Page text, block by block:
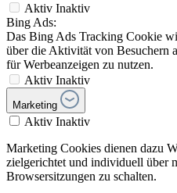
Aktiv Inaktiv
Bing Ads:
Das Bing Ads Tracking Cookie
über die Aktivität von Besuchern
für Werbeanzeigen zu nutzen.
Aktiv Inaktiv
Marketing
Aktiv Inaktiv
Marketing Cookies dienen dazu
zielgerichtet und individuell über
Browsersitzungen zu schalten.